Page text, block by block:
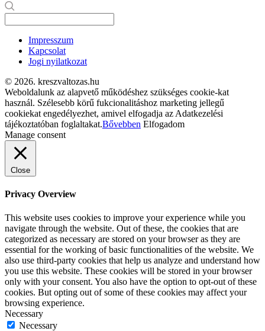
Impresszum
Kapcsolat
Jogi nyilatkozat
© 2026. kreszvaltozas.hu
Weboldalunk az alapvető működéshez szükséges cookie-kat
használ. Szélesebb körű fukcionalitáshoz marketing jellegű
cookiekat engedélyezhet, amivel elfogadja az Adatkezelési
tájékoztatóban foglaltakat.Bővebben Elfogadom
Manage consent
Close
Privacy Overview
This website uses cookies to improve your experience while you
navigate through the website. Out of these, the cookies that are
categorized as necessary are stored on your browser as they are
essential for the working of basic functionalities of the website. We
also use third-party cookies that help us analyze and understand how
you use this website. These cookies will be stored in your browser
only with your consent. You also have the option to opt-out of these
cookies. But opting out of some of these cookies may affect your
browsing experience.
Necessary
Necessary